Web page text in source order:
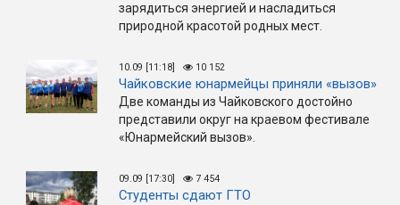
зарядиться энергией и насладиться
природной красотой родных мест.
10.09 [11:18] 10 152
Чайковские юнармейцы приняли «вызов»
Две команды из Чайковского достойно
представили округ на краевом фестивале
«Юнармейский вызов».
09.09 [17:30] 7 454
Студенты сдают ГТО